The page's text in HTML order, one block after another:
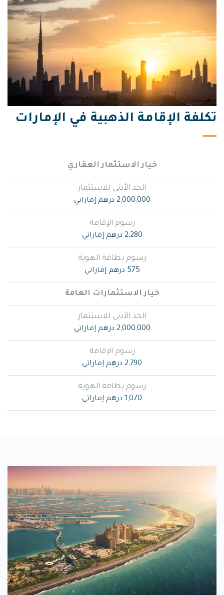
تكلفة الإقامة الذهبية في الإمارات
خيار الاستثمار العقاري
الحد الأدنى للاستثمار
2,000,000 درهم إماراتي
رسوم الإقامة
2,280 درهم إماراتي
رسوم بطاقة الهوية
575 درهم إماراتي
خيار الاستثمارات العامة
الحد الأدنى للاستثمار
2,000,000 درهم إماراتي
رسوم الإقامة
2,790 درهم إماراتي
رسوم بطاقة الهوية
1,070 درهم إماراتي